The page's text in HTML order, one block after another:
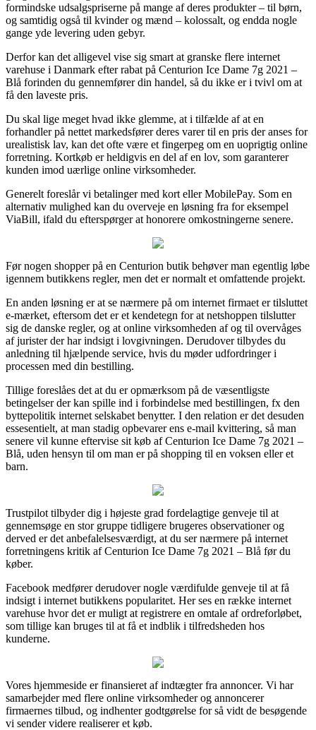
formindske udsalgspriserne på mange af deres produkter – til børn,
og samtidig også til kvinder og mænd – kolossalt, og endda nogle
gange yde levering uden gebyr.
Derfor kan det alligevel vise sig smart at granske flere internet
varehuse i Danmark efter rabat på Centurion Ice Dame 7g 2021 –
Blå forinden du gennemfører din handel, så du ikke er i tvivl om at
få den laveste pris.
Du skal lige meget hvad ikke glemme, at i tilfælde af at en
forhandler på nettet markedsfører deres varer til en pris der anses for
urealistisk lav, kan det ofte være et fingerpeg om en uoprigtig online
forretning. Kortkøb er heldigvis en del af en lov, som garanterer
kunden imod uærlige online virksomheder.
Generelt foreslår vi betalinger med kort eller MobilePay. Som en
alternativ mulighed kan du overveje en løsning fra for eksempel
ViaBill, ifald du efterspørger at honorere omkostningerne senere.
Før nogen shopper på en Centurion butik behøver man egentlig løbe
igennem butikkens regler, men det er normalt et omfattende projekt.
En anden løsning er at se nærmere på om internet firmaet er tilsluttet
e-mærket, eftersom det er et kendetegn for at netshoppen tilslutter
sig de danske regler, og at online virksomheden af og til overvåges
af jurister der har indsigt i lovgivningen. Derudover tilbydes du
anledning til hjælpende service, hvis du møder udfordringer i
processen med din bestilling.
Tillige foreslåes det at du er opmærksom på de væsentligste
betingelser der kan spille ind i forbindelse med bestillingen, fx den
byttepolitik internet selskabet benytter. I den relation er det desuden
essesentielt, at man stadig opbevarer ens e-mail kvittering, så man
senere vil kunne eftervise sit køb af Centurion Ice Dame 7g 2021 –
Blå, uden hensyn til om man er på shopping til en voksen eller et
barn.
Trustpilot tilbyder dig i højeste grad fordelagtige genveje til at
gennemsøge en stor gruppe tidligere brugeres observationer og
derved er det anbefalelsesværdigt, at du ser nærmere på internet
forretningens kritik af Centurion Ice Dame 7g 2021 – Blå før du
køber.
Facebook medfører derudover nogle værdifulde genveje til at få
indsigt i internet butikkens popularitet. Her ses en række internet
varehuse hvor det er muligt at registrere en omtale af ordreforløbet,
som tillige kan bruges til at få et indblik i tilfredsheden hos
kunderne.
Vores hjemmeside er finansieret af indtægter fra annoncer. Vi har
samarbejder med flere online virksomheder og annoncerer
firmaernes tilbud, og indhenter godtgørelse for så vidt de besøgende
vi sender videre realiserer et køb.